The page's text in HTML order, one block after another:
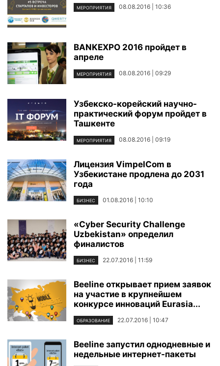
МЕРОПРИЯТИЯ 08.08.2016 | 10:36
BANKEXPO 2016 пройдет в
апреле
МЕРОПРИЯТИЯ 08.08.2016 | 09:29
Узбекско-корейский научно-
практический форум пройдет в
Ташкенте
МЕРОПРИЯТИЯ 08.08.2016 | 09:19
Лицензия VimpelCom в
Узбекистане продлена до 2031
года
БИЗНЕС 01.08.2016 | 10:10
«Cyber Security Challenge
Uzbekistan» определил
финалистов
БИЗНЕС 22.07.2016 | 11:59
Beeline открывает прием заявок
на участие в крупнейшем
конкурсе инноваций Eurasia...
ОБРАЗОВАНИЕ 22.07.2016 | 10:47
Beeline запустил однодневные и
недельные интернет-пакеты